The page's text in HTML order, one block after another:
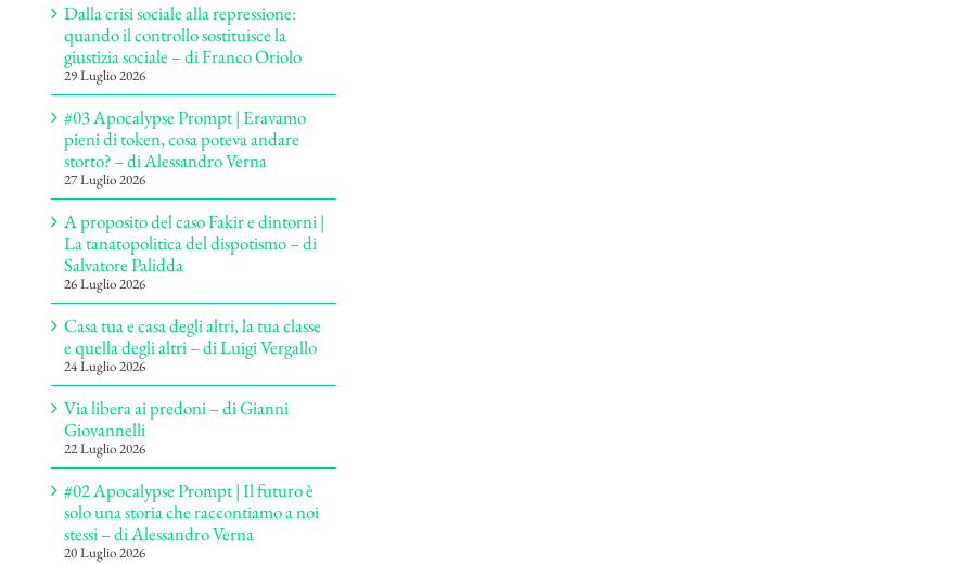
Dalla crisi sociale alla repressione:
quando il controllo sostituisce la
giustizia sociale – di Franco Oriolo
29 Luglio 2026
#03 Apocalypse Prompt | Eravamo
pieni di token, cosa poteva andare
storto? – di Alessandro Verna
27 Luglio 2026
A proposito del caso Fakir e dintorni |
La tanatopolitica del dispotismo – di
Salvatore Palidda
26 Luglio 2026
Casa tua e casa degli altri, la tua classe
e quella degli altri – di Luigi Vergallo
24 Luglio 2026
Via libera ai predoni – di Gianni
Giovannelli
22 Luglio 2026
#02 Apocalypse Prompt | Il futuro è
solo una storia che raccontiamo a noi
stessi – di Alessandro Verna
20 Luglio 2026